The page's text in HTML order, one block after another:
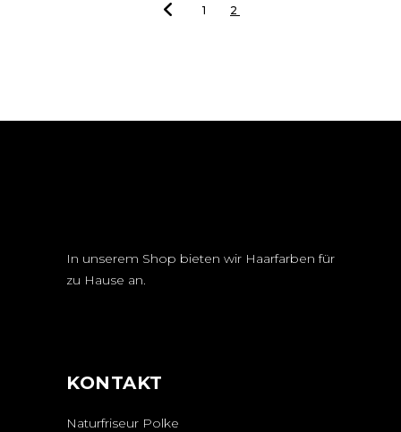
1 2
In unserem Shop bieten wir Haarfarben für
zu Hause an.
KONTAKT
Naturfriseur Polke